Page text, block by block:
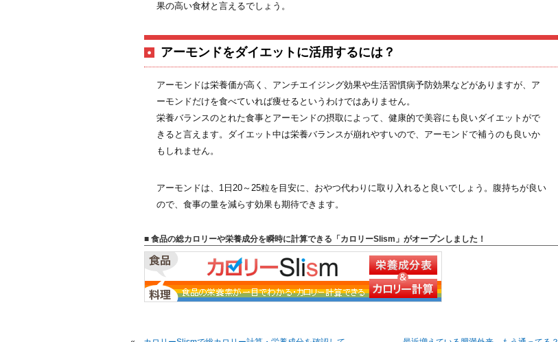
果の高い食材と言えるでしょう。
アーモンドをダイエットに活用するには？
アーモンドは栄養価が高く、アンチエイジング効果や生活習慣病予防効果などがありますが、ア
ーモンドだけを食べていれば痩せるというわけではありません。
栄養バランスのとれた食事とアーモンドの摂取によって、健康的で美容にも良いダイエットがで
きると言えます。ダイエット中は栄養バランスが崩れやすいので、アーモンドで補うのも良いか
もしれません。
アーモンドは、1日20～25粒を目安に、おやつ代わりに取り入れると良いでしょう。腹持ちが良い
ので、食事の量を減らす効果も期待できます。
■ 食品の総カロリーや栄養成分を瞬時に計算できる「カロリーSlism」がオープンしました！